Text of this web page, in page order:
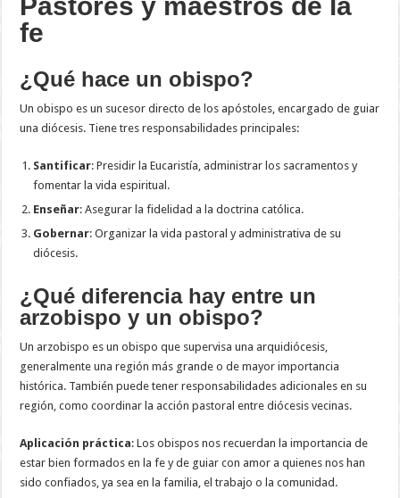
fe
¿Qué hace un obispo?
Un obispo es un sucesor directo de los apóstoles, encargado de guiar
una diócesis. Tiene tres responsabilidades principales:
Santificar: Presidir la Eucaristía, administrar los sacramentos y
fomentar la vida espiritual.
Enseñar: Asegurar la fidelidad a la doctrina católica.
Gobernar: Organizar la vida pastoral y administrativa de su
diócesis.
¿Qué diferencia hay entre un
arzobispo y un obispo?
Un arzobispo es un obispo que supervisa una arquidiócesis,
generalmente una región más grande o de mayor importancia
histórica. También puede tener responsabilidades adicionales en su
región, como coordinar la acción pastoral entre diócesis vecinas.
Aplicación práctica: Los obispos nos recuerdan la importancia de
estar bien formados en la fe y de guiar con amor a quienes nos han
sido confiados, ya sea en la familia, el trabajo o la comunidad.